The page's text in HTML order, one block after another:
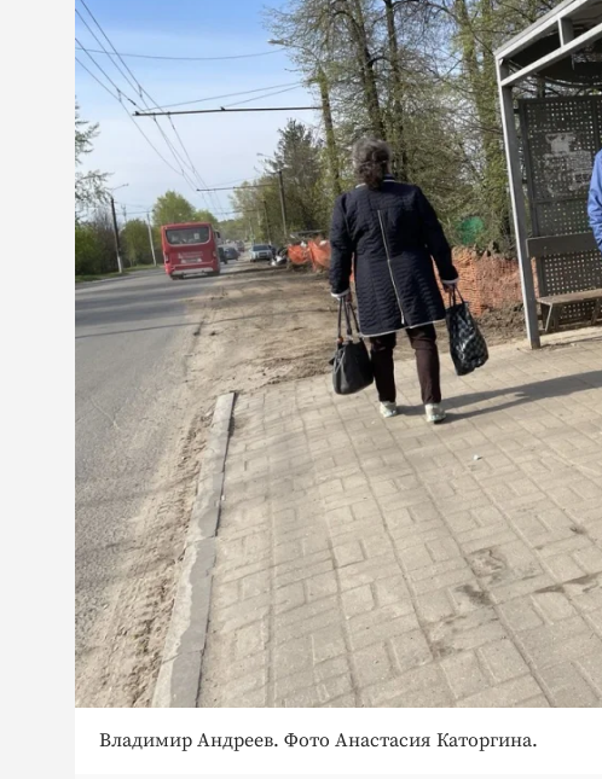
Владимир Андреев. Фото Анастасия Каторгина.